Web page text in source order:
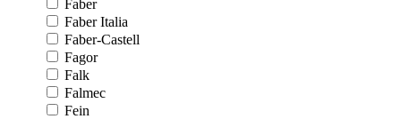
Faber
Faber Italia
Faber-Castell
Fagor
Falk
Falmec
Fein